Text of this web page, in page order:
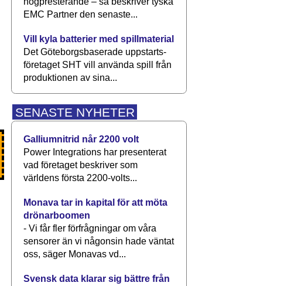
EMC Partner den senaste...
Vill kyla batterier med spillmaterial
Det Göteborgsbaserade upp­starts­
företaget SHT vill använda spill från
produktionen av sina...
SENASTE NYHETER
Galliumnitrid når 2200 volt
Power Integrations har presenterat
vad företaget beskriver som
världens första 2200-volts...
Monava tar in kapital för att möta
drönarboomen
- Vi får fler förfrågningar om våra
sensorer än vi någonsin hade väntat
oss, säger Monavas vd...
Svensk data klarar sig bättre från